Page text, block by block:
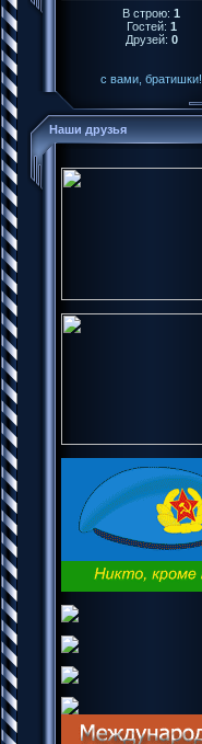
В строю: 1
Гостей: 1
Друзей: 0
с вами, братишки!
Наши друзья